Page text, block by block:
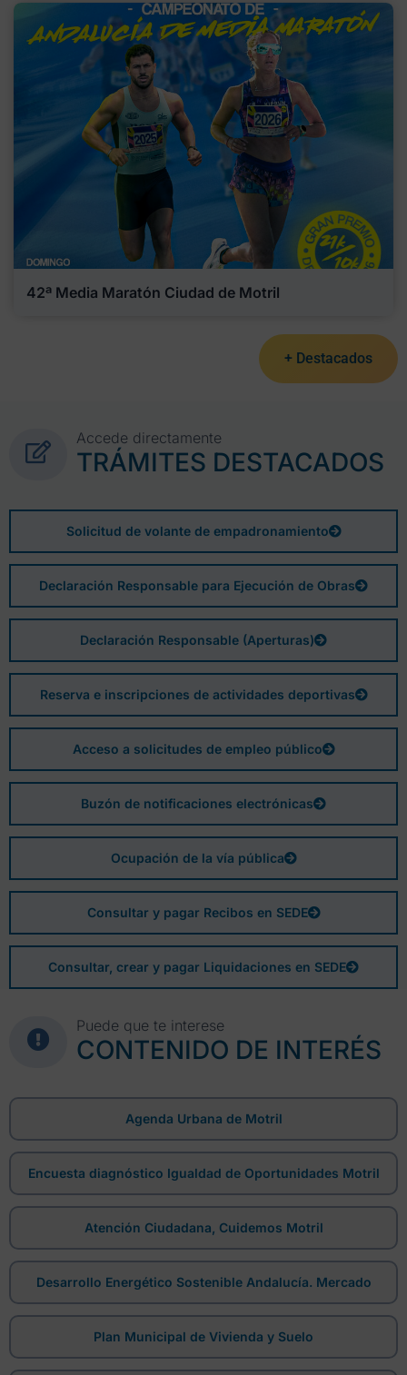
42ª Media Maratón Ciudad de Motril
+ Destacados
Accede directamente
TRÁMITES DESTACADOS
Solicitud de volante de empadronamiento
Declaración Responsable para Ejecución de Obras
Declaración Responsable (Aperturas)
Reserva e inscripciones de actividades deportivas
Acceso a solicitudes de empleo público
Buzón de notificaciones electrónicas
Ocupación de la vía pública
Consultar y pagar Recibos en SEDE
Consultar, crear y pagar Liquidaciones en SEDE
Puede que te interese
CONTENIDO DE INTERÉS
Agenda Urbana de Motril
Encuesta diagnóstico Igualdad de Oportunidades Motril
Atención Ciudadana, Cuidemos Motril
Desarrollo Energético Sostenible Andalucía. Mercado
Plan Municipal de Vivienda y Suelo